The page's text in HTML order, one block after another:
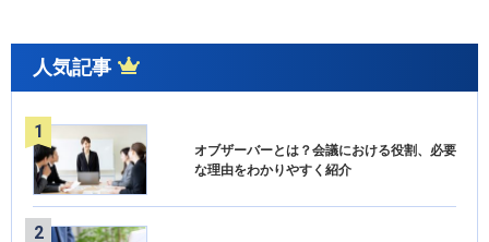
人気記事
オブザーバーとは？会議における役割、必要
な理由をわかりやすく紹介